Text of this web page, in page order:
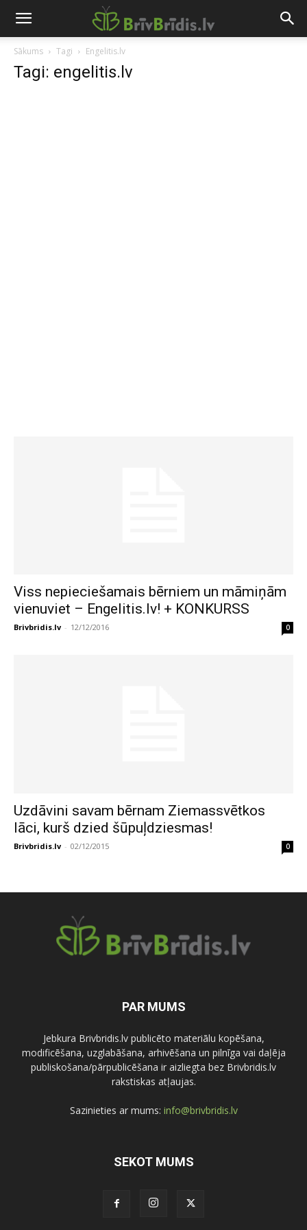
Sākums Tagi Engelitis.lv
Tagi: engelitis.lv
Viss nepieciešamais bērniem un māmiņām
vienuviet – Engelitis.lv! + KONKURSS
Brivbridis.lv - 12/12/2016 0
Uzdāvini savam bērnam Ziemassvētkos
lāci, kurš dzied šūpuļdziesmas!
Brivbridis.lv - 02/12/2015 0
PAR MUMS
Jebkura Brivbridis.lv publicēto materiālu kopēšana,
modificēšana, uzglabāšana, arhivēšana un pilnīga vai daļēja
publiskošana/pārpublicēšana ir aizliegta bez Brivbridis.lv
rakstiskas atļaujas.
Sazinieties ar mums: info@brivbridis.lv
SEKOT MUMS